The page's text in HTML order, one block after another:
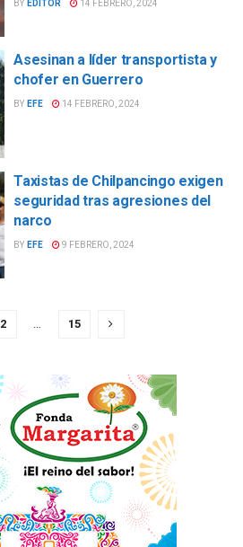
BY EDITOR 14 FEBRERO, 2024
Asesinan a líder transportista y
chofer en Guerrero
BY EFE 14 FEBRERO, 2024
Taxistas de Chilpancingo exigen
seguridad tras agresiones del
narco
BY EFE 9 FEBRERO, 2024
2 … 15